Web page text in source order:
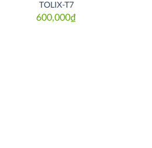
TOLIX-T7
600,000₫